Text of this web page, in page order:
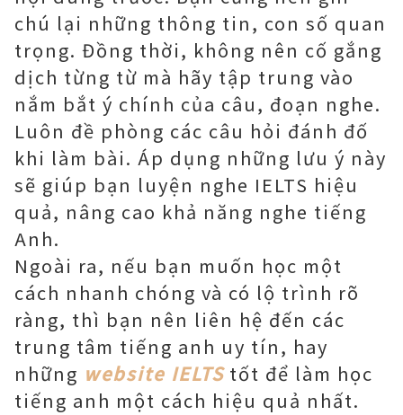
chú lại những thông tin, con số quan
trọng. Đồng thời, không nên cố gắng
dịch từng từ mà hãy tập trung vào
nắm bắt ý chính của câu, đoạn nghe.
Luôn đề phòng các câu hỏi đánh đố
khi làm bài. Áp dụng những lưu ý này
sẽ giúp bạn luyện nghe IELTS hiệu
quả, nâng cao khả năng nghe tiếng
Anh.
Ngoài ra, nếu bạn muốn học một
cách nhanh chóng và có lộ trình rõ
ràng, thì bạn nên liên hệ đến các
trung tâm tiếng anh uy tín, hay
những website IELTStốt để làm học
tiếng anh một cách hiệu quả nhất.